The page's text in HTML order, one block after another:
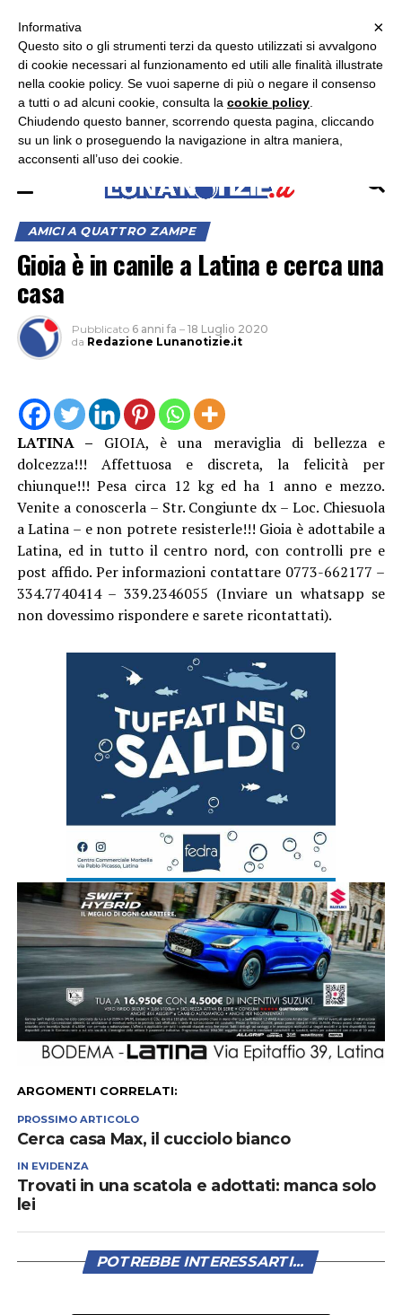
ASCOLTA RADIO LUNA
AMICI A QUATTRO ZAMPE
Gioia è in canile a Latina e cerca una
casa
Pubblicato 6 anni fa – 18 Luglio 2020
da Redazione Lunanotizie.it
LATINA – GIOIA, è una meraviglia di bellezza e
dolcezza!!! Affettuosa e discreta, la felicità per
chiunque!!! Pesa circa 12 kg ed ha 1 anno e mezzo.
Venite a conoscerla – Str. Congiunte dx – Loc. Chiesuola
a Latina – e non potrete resisterle!!! Gioia è adottabile a
Latina, ed in tutto il centro nord, con controlli pre e
post affido. Per informazioni contattare 0773-662177 –
334.7740414 – 339.2346055 (Inviare un whatsapp se
non dovessimo rispondere e sarete ricontattati).
ARGOMENTI CORRELATI:
PROSSIMO ARTICOLO
Cerca casa Max, il cucciolo bianco
IN EVIDENZA
Trovati in una scatola e adottati: manca solo
lei
POTREBBE INTERESSARTI...
×
×
Informativa
Questo sito o gli strumenti terzi da questo utilizzati si avvalgono
di cookie necessari al funzionamento ed utili alle finalità illustrate
nella cookie policy. Se vuoi saperne di più o negare il consenso
a tutti o ad alcuni cookie, consulta la cookie policy
Chiudendo questo banner, scorrendo questa pagina, cliccando
su un link o proseguendo la navigazione in altra maniera,
acconsenti all’uso dei cookie.